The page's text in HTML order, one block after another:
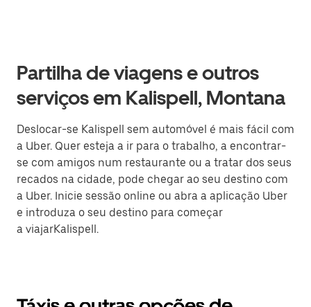
Partilha de viagens e outros
serviços em Kalispell, Montana
Deslocar-se Kalispell sem automóvel é mais fácil com
a Uber. Quer esteja a ir para o trabalho, a encontrar-
se com amigos num restaurante ou a tratar dos seus
recados na cidade, pode chegar ao seu destino com
a Uber. Inicie sessão online ou abra a aplicação Uber
e introduza o seu destino para começar
a viajarKalispell.